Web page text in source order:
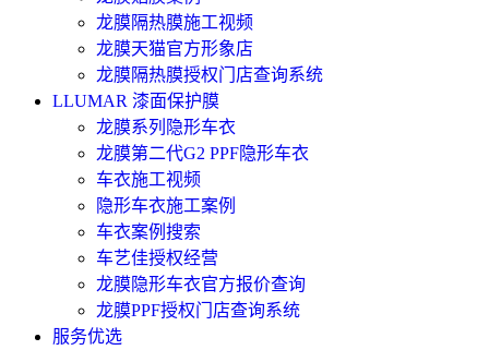
龙膜隔热膜施工视频
龙膜天猫官方形象店
龙膜隔热膜授权门店查询系统
LLUMAR 漆面保护膜
龙膜系列隐形车衣
龙膜第二代G2 PPF隐形车衣
车衣施工视频
隐形车衣施工案例
车衣案例搜索
车艺佳授权经营
龙膜隐形车衣官方报价查询
龙膜PPF授权门店查询系统
服务优选